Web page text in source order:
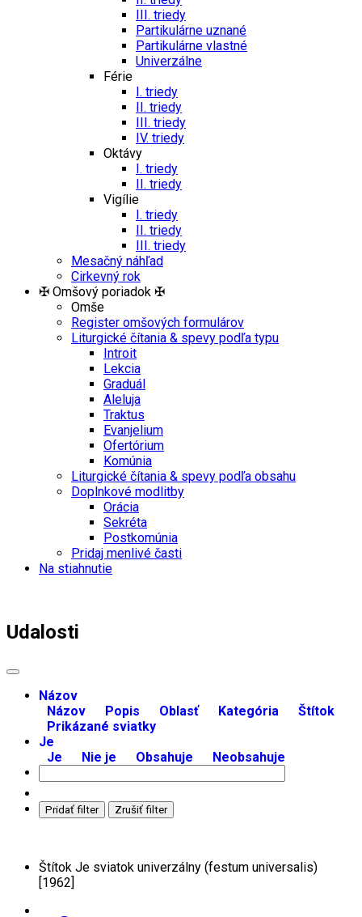
III. triedy
Partikulárne uznané
Partikulárne vlastné
Univerzálne
Férie
I. triedy
II. triedy
III. triedy
IV. triedy
Oktávy
I. triedy
II. triedy
Vigílie
I. triedy
II. triedy
III. triedy
Mesačný náhľad
Cirkevný rok
✠ Omšový poriadok ✠
Omše
Register omšových formulárov
Liturgické čítania & spevy podľa typu
Introit
Lekcia
Graduál
Aleluja
Traktus
Evanjelium
Ofertórium
Komúnia
Liturgické čítania & spevy podľa obsahu
Doplnkové modlitby
Orácia
Sekréta
Postkomúnia
Pridaj menlivé časti
Na stiahnutie
Udalosti
Názov
Názov
Popis Oblasť Kategória
Štítok
Prikázané sviatky
Je
Je
Nie je Obsahuje Neobsahuje
Pridať filter Zrušiť filter
Štítok Je sviatok univerzálny (festum universalis)
[1962]